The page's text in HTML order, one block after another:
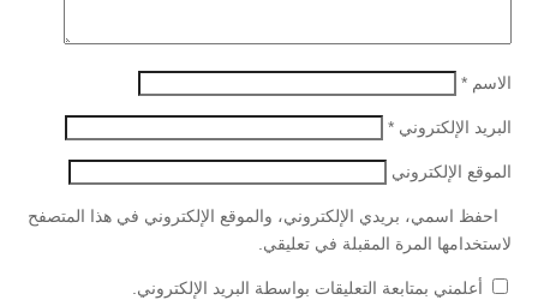
الاسم *
البريد الإلكتروني *
الموقع الإلكتروني
احفظ اسمي، بريدي الإلكتروني، والموقع الإلكتروني في هذا المتصفح
لاستخدامها المرة المقبلة في تعليقي.
أعلمني بمتابعة التعليقات بواسطة البريد الإلكتروني.